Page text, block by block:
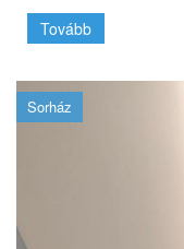
Tovább
Sorház